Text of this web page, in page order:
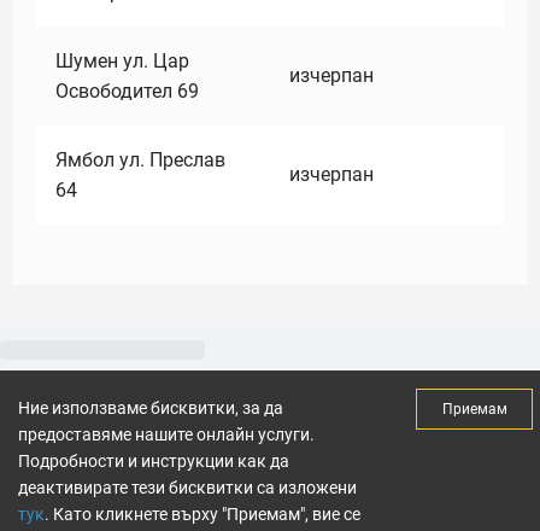
Шумен ул. Цар
Освободител 69
изчерпан
Ямбол ул. Преслав
64
изчерпан
Ние използваме бисквитки, за да
предоставяме нашите онлайн услуги.
Подробности и инструкции как да
деактивирате тези бисквитки са изложени
тук. Като кликнете върху "Приемам", вие се
Приемам